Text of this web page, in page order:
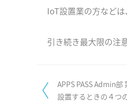
IoT設置業の方など
引き続き最大限の注
APPS PASS Admin
設置するときの４つ